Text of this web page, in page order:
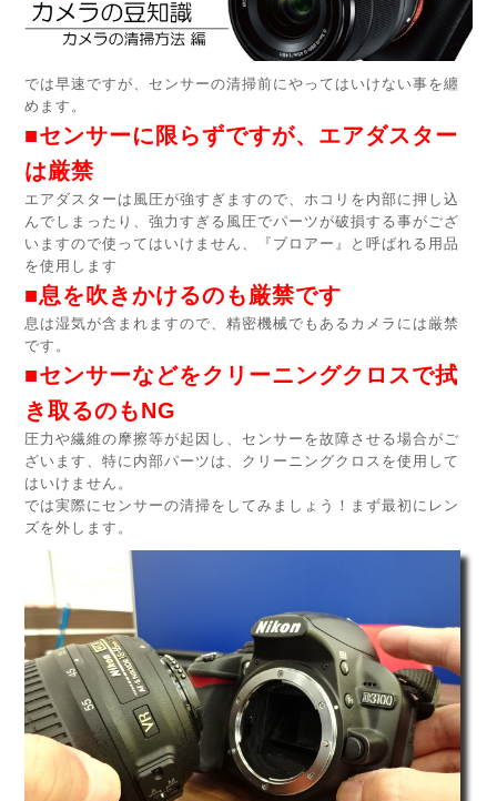
では早速ですが、センサーの清掃前にやってはいけない事を纏
めます。
■センサーに限らずですが、エアダスター
は厳禁
エアダスターは風圧が強すぎますので、ホコリを内部に押し込
んでしまったり、強力すぎる風圧でパーツが破損する事がござ
いますので使ってはいけません、『ブロアー』と呼ばれる用品
を使用します
■息を吹きかけるのも厳禁です
息は湿気が含まれますので、精密機械でもあるカメラには厳禁
です。
■センサーなどをクリーニングクロスで拭
き取るのもNG
圧力や繊維の摩擦等が起因し、センサーを故障させる場合がご
ざいます、特に内部パーツは、クリーニングクロスを使用して
はいけません。
では実際にセンサーの清掃をしてみましょう！まず最初にレン
ズを外します。